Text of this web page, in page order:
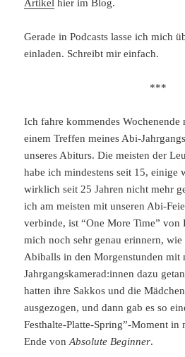
Artikel hier im Blog.
Gerade in Podcasts lasse ich mich
einladen. Schreibt mir einfach.
***
Ich fahre kommendes Wochenende
einem Treffen meines Abi-
unseres Abiturs. Die meisten der
habe ich mindestens seit 15, einige
wirklich seit 25 Jahren nicht mehr
ich am meisten mit unseren Abi-
verbinde, ist “One More Time” von
mich noch sehr genau erinnern,
Abiballs in den Morgenstunden mit
Jahrgangskamerad:innen dazu
hatten ihre Sakkos und die
ausgezogen, und dann gab es so
Festhalte-Platte-Spring”-Moment
Ende vonAbsolute Beginner.